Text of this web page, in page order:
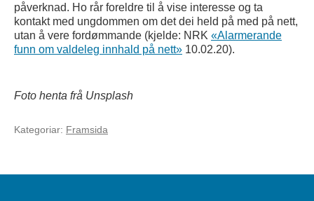
påverknad. Ho rår foreldre til å vise interesse og ta
kontakt med ungdommen om det dei held på med på nett,
utan å vere fordømmande (kjelde: NRK «Alarmerande
funn om valdeleg innhald på nett» 10.02.20).
Foto henta frå Unsplash
Kategoriar: Framsida